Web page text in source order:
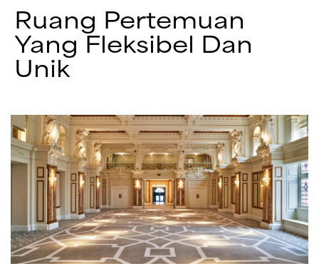
Ruang Pertemuan
Yang Fleksibel Dan
Unik